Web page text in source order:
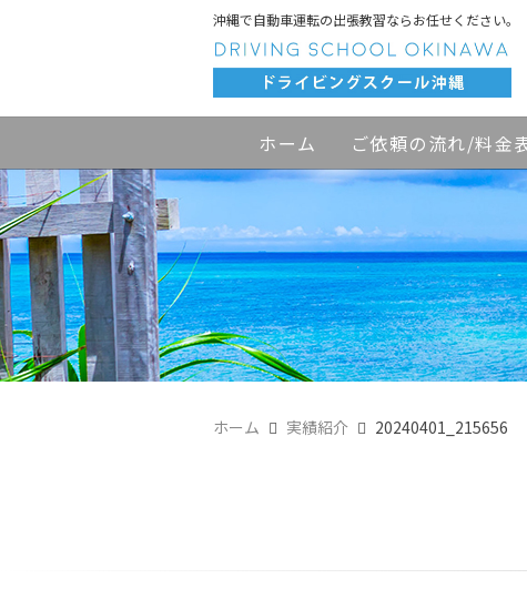
沖縄で自動車運転の出張教習ならお任せください。
ホーム ご依頼の流れ/料金
ホーム 実績紹介 20240401_215656